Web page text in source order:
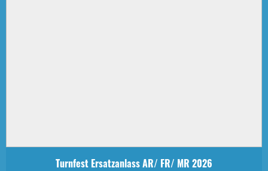
Turnfest Ersatzanlass AR/ FR/ MR 2026